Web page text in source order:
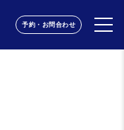
予約・お問合わせ